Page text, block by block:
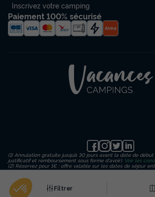
Filtrer
Inscrivez votre camping
Paiement 100% sécurisé
(1) Annulation gratuite jusqu’à 30 jours avant la date de
justificatif et remboursement sous forme d'avoir). Voir les
(2) Réservez pour 1€ : offre valable sur les dates de séjour
23/08/2026 inclus, en payant un acompte de 1€ sur le
échéances. Important : le paiement final de votre séjour est
avant votre date d'arrivée.